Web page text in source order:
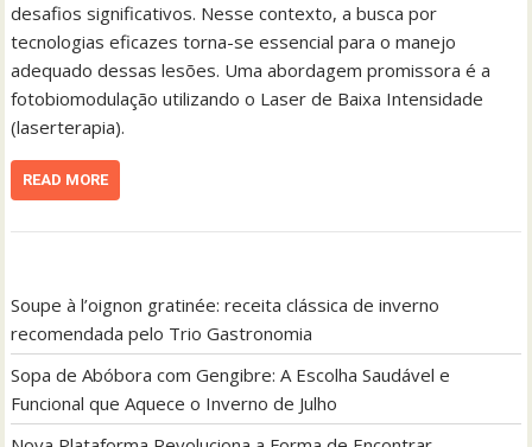
desafios significativos. Nesse contexto, a busca por
tecnologias eficazes torna-se essencial para o manejo
adequado dessas lesões. Uma abordagem promissora é a
fotobiomodulação utilizando o Laser de Baixa Intensidade
(laserterapia).
READ MORE
Soupe à l’oignon gratinée: receita clássica de inverno
recomendada pelo Trio Gastronomia
Sopa de Abóbora com Gengibre: A Escolha Saudável e
Funcional que Aquece o Inverno de Julho